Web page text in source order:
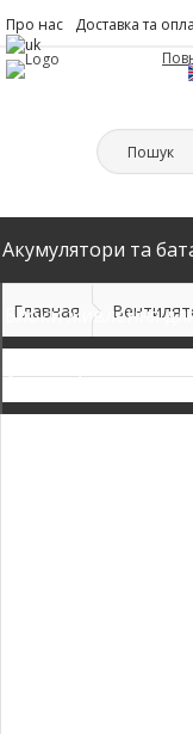
Про нас Доставка та
Акумулятори та
Блоки живлення
Автомобільні
Главная